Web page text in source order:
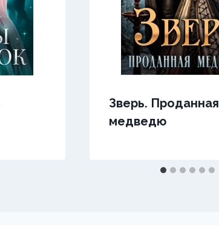
Зверь. Проданная
медведю